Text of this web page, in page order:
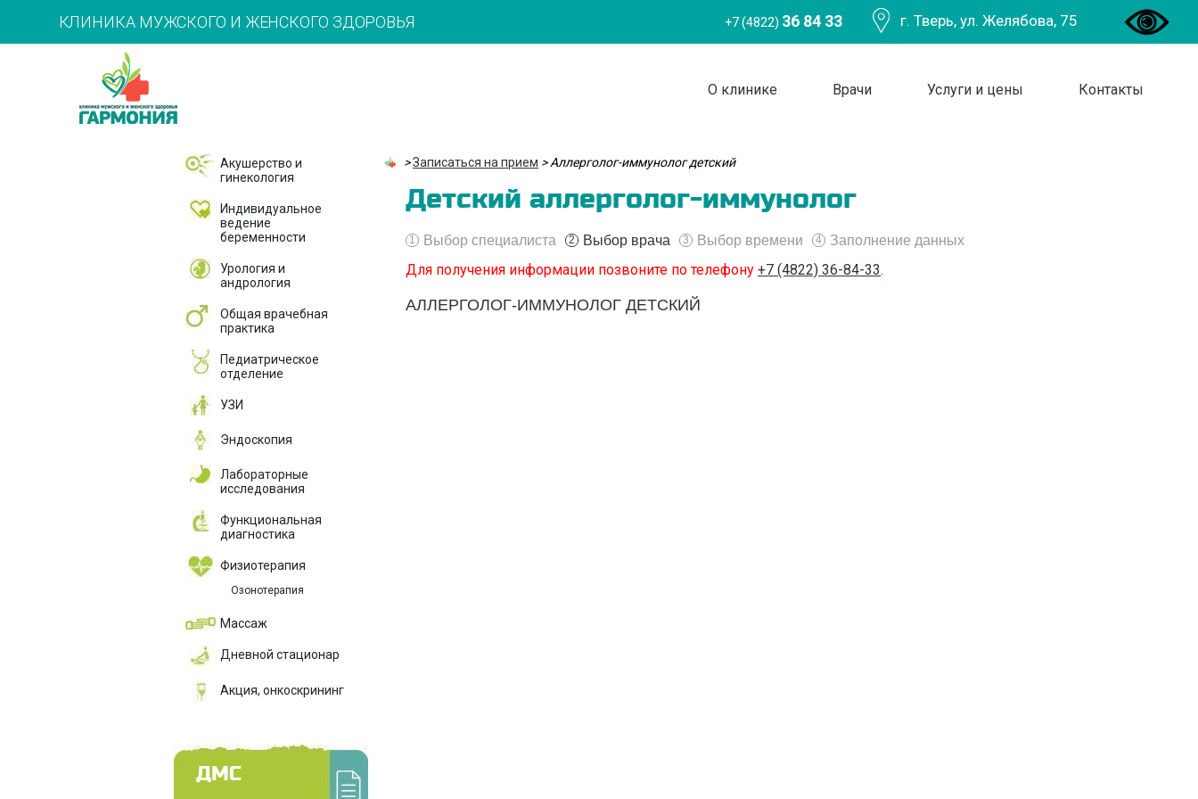
КЛИНИКА МУЖСКОГО И ЖЕНСКОГО ЗДОРОВЬЯ +7 (4822) 36 84 33 г. Тверь, ул. Желябова, 75
О клинике Врачи Услуги и цены Контакты
>Записаться на прием >Аллерголог-иммунолог детский
Детский аллерголог-иммунолог
1 Выбор специалиста 2 Выбор врача 3 Выбор времени 4 Заполнение данных
Для получения информации позвоните по телефону +7 (4822) 36-84-33.
АЛЛЕРГОЛОГ-ИММУНОЛОГ ДЕТСКИЙ
Акушерство и
гинекология
Индивидуальное
ведение
беременности
Урология и
андрология
Общая врачебная
практика
Педиатрическое
отделение
УЗИ
Эндоскопия
Лабораторные
исследования
Функциональная
диагностика
Физиотерапия
Озонотерапия
Массаж
Дневной стационар
Акция, онкоскрининг
ДМС